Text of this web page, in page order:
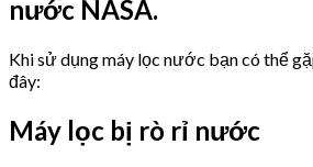
nước NASA.
Khi sử dụng máy lọc nước bạn có thể
đây:
Máy lọc bị rò rỉ nước